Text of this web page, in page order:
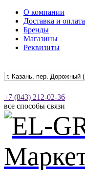
О компании
Доставка и оплата
Бренды
Магазины
Реквизиты
+7 (843) 212-02-36
все способы связи